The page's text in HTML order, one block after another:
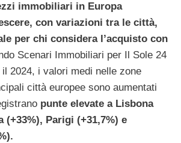
immobiliari in Europa
con variazioni tra le città,
per chi considera l’acquisto con
Scenari Immobiliari per Il Sole 24
2024, i valori medi nelle zone
città europee sono aumentati
punte elevate a Lisbona
(+33%), Parigi (+31,7%) e